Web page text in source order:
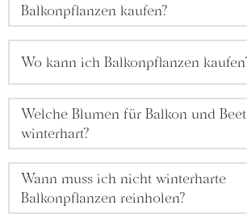
Balkonpflanzen kaufen?
Wo kann ich Balkonpflanzen
Welche Blumen für Balkon und
winterhart?
Wann muss ich nicht winterharte
Balkonpflanzen reinholen?